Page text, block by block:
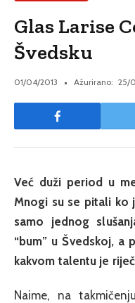
Glas Larise
Švedsku
01/04/2013 Ažurirano: 25/
Već duži period u
Mnogi su se pitali ko
samo jednog
“bum” u Švedskoj,
kakvom talentu je
Naime, na